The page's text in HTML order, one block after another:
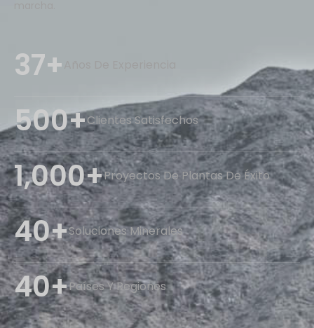
37+
500+Clientes Satisfechos
1,000+Proyectos De Plantas De Éxito
40+Soluciones Minerales
40+Países Y Regiones